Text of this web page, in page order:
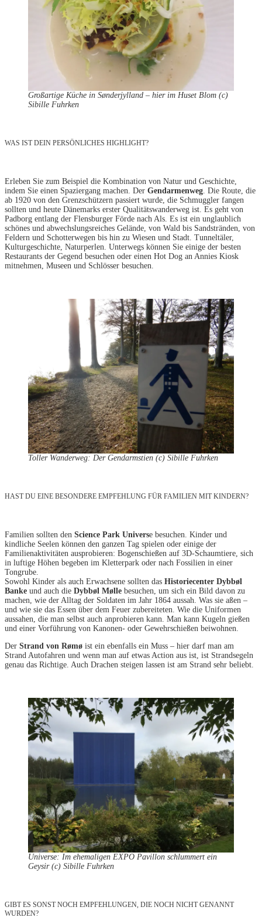
Großartige Küche in Sønderjylland – hier im Huset Blom (c)
Sibille Fuhrken
WAS IST DEIN PERSÖNLICHES HIGHLIGHT?
Erleben Sie zum Beispiel die Kombination von Natur und Geschichte,
indem Sie einen Spaziergang machen. Der Gendarmenweg. Die Route, die
ab 1920 von den Grenzschützern passiert wurde, die Schmuggler fangen
sollten und heute Dänemarks erster Qualitätswanderweg ist. Es geht von
Padborg entlang der Flensburger Förde nach Als. Es ist ein unglaublich
schönes und abwechslungsreiches Gelände, von Wald bis Sandstränden, von
Feldern und Schotterwegen bis hin zu Wiesen und Stadt. Tunneltäler,
Kulturgeschichte, Naturperlen. Unterwegs können Sie einige der besten
Restaurants der Gegend besuchen oder einen Hot Dog an Annies Kiosk
mitnehmen, Museen und Schlösser besuchen.
Toller Wanderweg: Der Gendarmstien (c) Sibille Fuhrken
HAST DU EINE BESONDERE EMPFEHLUNG FÜR FAMILIEN MIT KINDERN?
Familien sollten den Science Park Universe besuchen. Kinder und
kindliche Seelen können den ganzen Tag spielen oder einige der
Familienaktivitäten ausprobieren: Bogenschießen auf 3D-Schaumtiere, sich
in luftige Höhen begeben im Kletterpark oder nach Fossilien in einer
Tongrube.
Sowohl Kinder als auch Erwachsene sollten das Historiecenter Dybbøl
Banke und auch die Dybbøl Mølle besuchen, um sich ein Bild davon zu
machen, wie der Alltag der Soldaten im Jahr 1864 aussah. Was sie aßen –
und wie sie das Essen über dem Feuer zubereiteten. Wie die Uniformen
aussahen, die man selbst auch anprobieren kann. Man kann Kugeln gießen
und einer Vorführung von Kanonen- oder Gewehrschießen beiwohnen.
Der Strand von Rømø ist ein ebenfalls ein Muss – hier darf man am
Strand Autofahren und wenn man auf etwas Action aus ist, ist Strandsegeln
genau das Richtige. Auch Drachen steigen lassen ist am Strand sehr beliebt.
Universe: Im ehemaligen EXPO Pavillon schlummert ein
Geysir (c) Sibille Fuhrken
GIBT ES SONST NOCH EMPFEHLUNGEN, DIE NOCH NICHT GENANNT
WURDEN?